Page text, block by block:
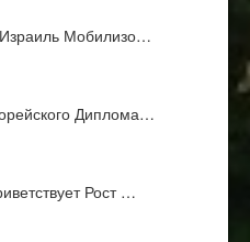
Мобилизо…
Диплома…
Рост …